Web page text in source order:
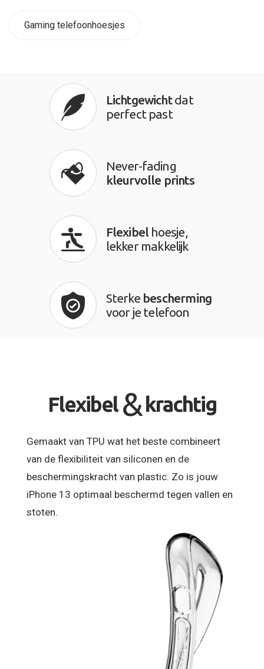
Gaming telefoonhoesjes
Lichtgewichtdat
perfect past
Never-fading
kleurvolle prints
Flexibelhoesje,
lekker makkelijk
Sterke bescherming
voor je telefoon
Flexibel &krachtig
Gemaakt van TPU wat het beste combineert
van de flexibiliteit van siliconen en de
beschermingskracht van plastic. Zo is jouw
iPhone 13 optimaal beschermd tegen vallen en
stoten.